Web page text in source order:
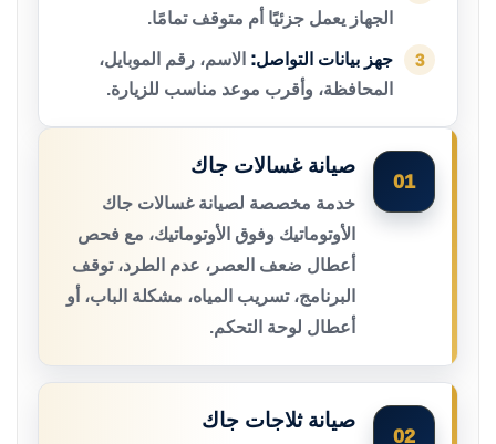
الجهاز يعمل جزئيًا أم متوقف تمامًا.
3 جهز بيانات التواصل: الاسم، رقم الموبايل،
المحافظة، وأقرب موعد مناسب للزيارة.
01
صيانة غسالات جاك
خدمة مخصصة لصيانة غسالات جاك
الأوتوماتيك وفوق الأوتوماتيك، مع فحص
أعطال ضعف العصر، عدم الطرد، توقف
البرنامج، تسريب المياه، مشكلة الباب، أو
أعطال لوحة التحكم.
02
صيانة ثلاجات جاك